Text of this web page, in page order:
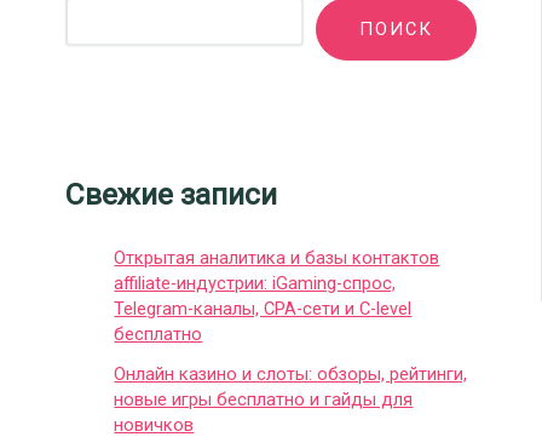
ПОИСК
Свежие записи
Открытая аналитика и базы контактов
affiliate-индустрии: iGaming-спрос,
Telegram-каналы, CPA-сети и C-level
бесплатно
Онлайн казино и слоты: обзоры, рейтинги,
новые игры бесплатно и гайды для
новичков